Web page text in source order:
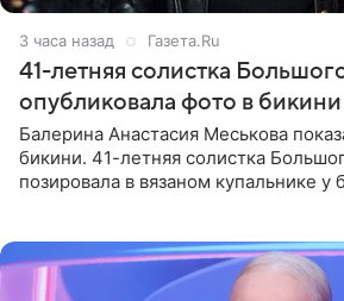
3 часа назад Газета.Ru
41-летняя солистка
опубликовала фото в бикини
Балерина Анастасия Меськова
бикини. 41-летняя солистка
позировала в вязаном купальнике у